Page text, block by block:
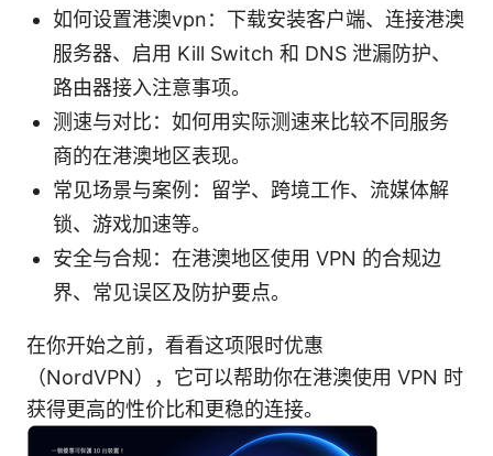
如何设置港澳vpn：下载安装客户端、连接港澳
服务器、启用 Kill Switch 和 DNS 泄漏防护、
路由器接入注意事项。
测速与对比：如何用实际测速来比较不同服务
商的在港澳地区表现。
常见场景与案例：留学、跨境工作、流媒体解
锁、游戏加速等。
安全与合规：在港澳地区使用 VPN 的合规边
界、常见误区及防护要点。
在你开始之前，看看这项限时优惠
（NordVPN），它可以帮助你在港澳使用 VPN 时
获得更高的性价比和更稳的连接。